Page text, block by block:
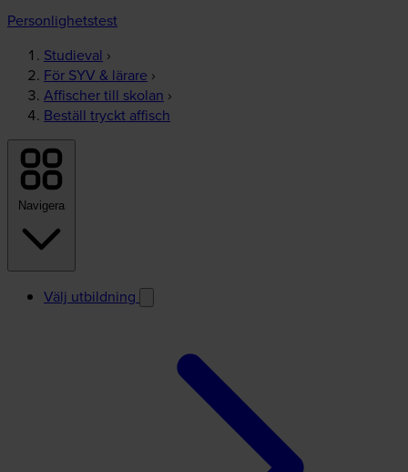
Personlighetstest
Studieval ›
För SYV & lärare ›
Affischer till skolan ›
Beställ tryckt affisch
Navigera
Välj utbildning